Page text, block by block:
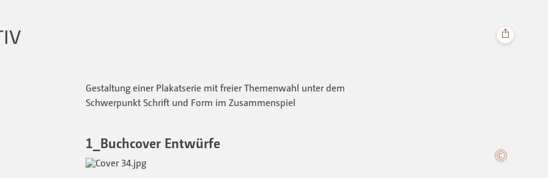
Gestaltung einer Plakatserie mit freier Themenwahl unter dem
Schwerpunkt Schrift und Form im Zusammenspiel
1_Buchcover Entwürfe